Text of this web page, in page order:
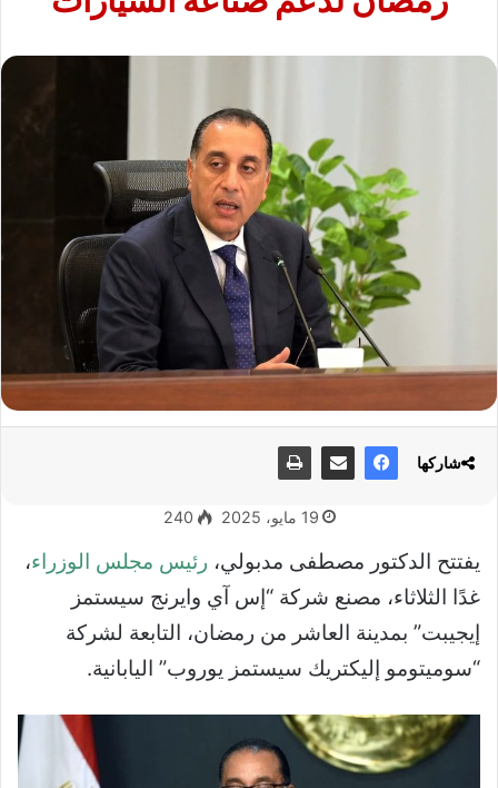
19 مايو، 2025 240
يفتتح الدكتور مصطفى مدبولي، رئيس مجلس الوزراء،
غدًا الثلاثاء، مصنع شركة “إس آي وايرنج سيستمز
إيجيبت” بمدينة العاشر من رمضان، التابعة لشركة
“سوميتومو إليكتريك سيستمز يوروب” اليابانية.
شاركها